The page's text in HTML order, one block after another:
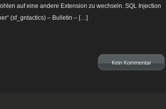
auf eine andere Extension zu wechseln. SQL Injection
(sf_gntactics) – Bulletin – […]
Kein Kommentar